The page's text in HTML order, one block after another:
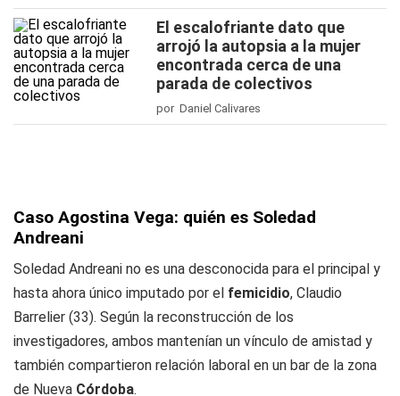
El escalofriante dato que
arrojó la autopsia a la mujer
encontrada cerca de una
parada de colectivos
por Daniel Calivares
Caso Agostina Vega: quién es Soledad
Andreani
Soledad Andreani no es una desconocida para el principal y
hasta ahora único imputado por el femicidio, Claudio
Barrelier (33). Según la reconstrucción de los
investigadores, ambos mantenían un vínculo de amistad y
también compartieron relación laboral en un bar de la zona
de Nueva Córdoba.